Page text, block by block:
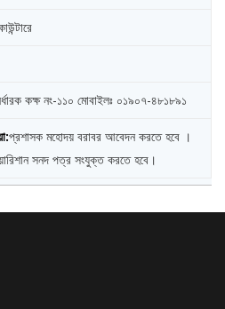
কক্ষ নং-১১০ মোবাইলঃ ০১৯০৭-৪৮১৮৯১
প্রশাসক মহোদয় বরাবর আবেদন করতে হবে ।
সনদ পত্র সংযুক্ত করতে হবে।